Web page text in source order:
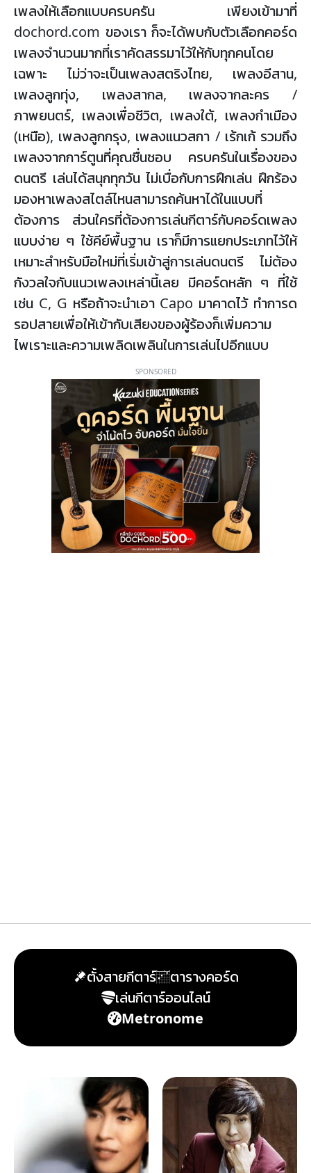
เพลงให้เลือกแบบครบครัน เพียงเข้ามาที่
dochord.com ของเรา ก็จะได้พบกับตัวเลือกคอร์ด
เพลงจำนวนมากที่เราคัดสรรมาไว้ให้กับทุกคนโดย
เฉพาะ ไม่ว่าจะเป็นเพลงสตริงไทย, เพลงอีสาน,
เพลงลูกทุ่ง, เพลงสากล, เพลงจากละคร /
ภาพยนตร์, เพลงเพื่อชีวิต, เพลงใต้, เพลงกำเมือง
(เหนือ), เพลงลูกกรุง, เพลงแนวสกา / เร้กเก้ รวมถึง
เพลงจากการ์ตูนที่คุณชื่นชอบ ครบครันในเรื่องของ
ดนตรี เล่นได้สนุกทุกวัน ไม่เบื่อกับการฝึกเล่น ฝึกร้อง
มองหาเพลงสไตล์ไหนสามารถค้นหาได้ในแบบที่
ต้องการ ส่วนใครที่ต้องการเล่นกีตาร์กับคอร์ดเพลง
แบบง่าย ๆ ใช้คีย์พื้นฐาน เราก็มีการแยกประเภทไว้ให้
เหมาะสำหรับมือใหม่ที่เริ่มเข้าสู่การเล่นดนตรี ไม่ต้อง
กังวลใจกับแนวเพลงเหล่านี้เลย มีคอร์ดหลัก ๆ ที่ใช้
เช่น C, G หรือถ้าจะนำเอา Capo มาคาดไว้ ทำการด
รอปสายเพื่อให้เข้ากับเสียงของผู้ร้องก็เพิ่มความ
ไพเราะและความเพลิดเพลินในการเล่นไปอีกแบบ
SPONSORED
ตั้งสายกีตาร์
ตารางคอร์ด
เล่นกีตาร์ออนไลน์
Metronome